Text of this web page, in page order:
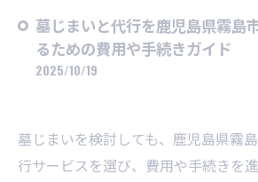
墓じまいと代行を鹿児島県霧島
るための費用や手続きガイド
2025/10/19
墓じまいを検討しても、鹿児島県霧
行サービスを選び、費用や手続きを